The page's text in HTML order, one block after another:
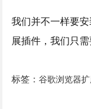
我们并不一样要
展插件，我们只
标签：谷歌浏览器